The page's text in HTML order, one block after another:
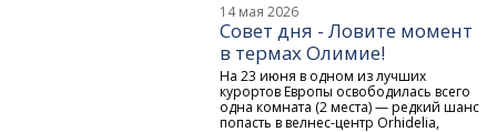
14 мая 2026
Совет дня - Ловите момент
в термах Олимие!
На 23 июня в одном из лучших
курортов Европы освободилась всего
одна комната (2 места) — редкий шанс
попасть в велнес-центр Orhidelia,